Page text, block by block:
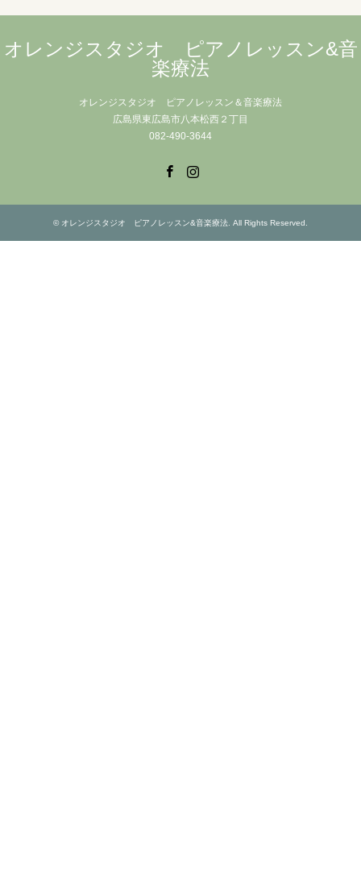
オレンジスタジオ ピアノレッスン&音
楽療法
オレンジスタジオ ピアノレッスン＆音楽療法
広島県東広島市八本松西２丁目
082-490-3644
© オレンジスタジオ ピアノレッスン&音楽療法 . All Rights Reserved.